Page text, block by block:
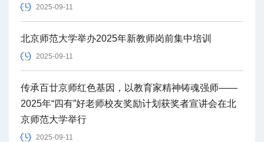
2025-09-11
北京师范大学举办2025年新教师岗前集中培训
2025-09-11
传承百廿京师红色基因，以教育家精神铸魂强师——
2025年“四有”好老师校友奖励计划获奖者宣讲会在北
京师范大学举行
2025-09-11